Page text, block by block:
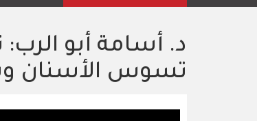
د. أسامة أبو
تسوس الأسنان